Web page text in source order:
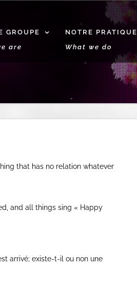
GROUPE
are
NOTRE PRATIQUE
What we do
that has no relation whatever
and all things sing « Happy
arrivé; existe-t-il ou non une